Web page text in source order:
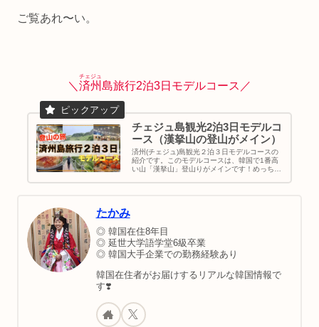
ご覧あれ〜い。
＼ 済州
チェジュ
島旅行2泊3日モデルコース／
チェジュ島観光2泊3日モデルコ
ース（漢拏山の登山がメイン）
済州(チェジュ)島観光２泊３日モデルコースの
紹介です。このモデルコースは、韓国で1番高
い山「漢拏山」登山りがメインです！めっちゃ
エリア・ホテル情報も紹介してます。｜韓国旅
たかみ
◎ 韓国在住8年目
◎ 延世大学語学堂6級卒業
◎ 韓国大手企業での勤務経験あり
韓国在住者がお届けするリアルな韓国情報で
す❣️